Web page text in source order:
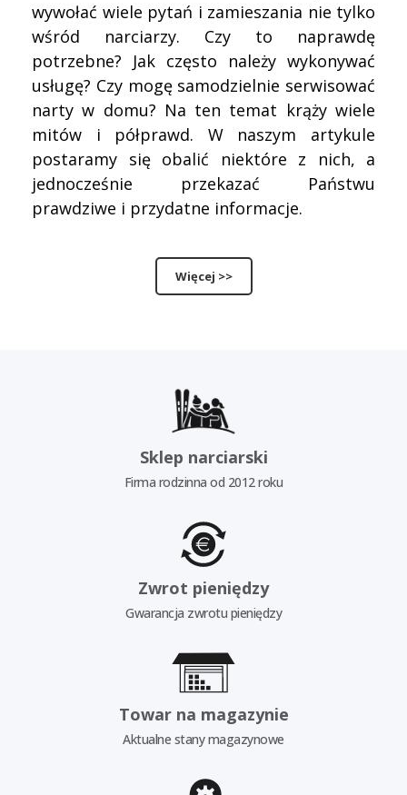
wywołać wiele pytań i zamieszania nie tylko
wśród narciarzy. Czy to naprawdę
potrzebne? Jak często należy wykonywać
usługę? Czy mogę samodzielnie serwisować
narty w domu? Na ten temat krąży wiele
mitów i półprawd. W naszym artykule
postaramy się obalić niektóre z nich, a
jednocześnie przekazać Państwu
prawdziwe i przydatne informacje.
Więcej >>
Sklep narciarski
Firma rodzinna od 2012 roku
Zwrot pieniędzy
Gwarancja zwrotu pieniędzy
Towar na magazynie
Aktualne stany magazynowe